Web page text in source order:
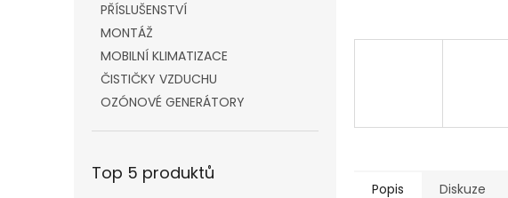
PŘÍSLUŠENSTVÍ
MONTÁŽ
MOBILNÍ KLIMATIZACE
ČISTIČKY VZDUCHU
OZÓNOVÉ GENERÁTORY
Top 5 produktů
Popis Diskuze